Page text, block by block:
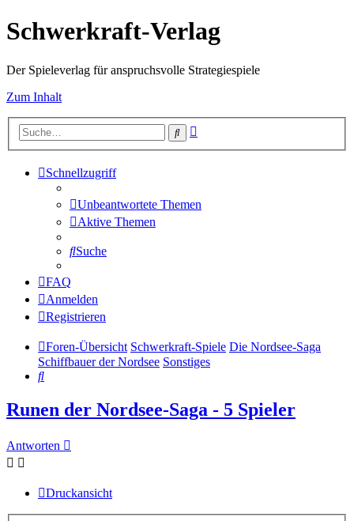
Schwerkraft-Verlag
Der Spieleverlag für anspruchsvolle Strategiespiele
Zum Inhalt
Suche
Schnellzugriff
Unbeantwortete Themen
Aktive Themen
Suche
FAQ
Anmelden
Registrieren
Foren-Übersicht Schwerkraft-Spiele Die Nordsee-Saga
Schiffbauer der Nordsee Sonstiges
Suche
Runen der Nordsee-Saga - 5 Spieler
Antworten
Druckansicht